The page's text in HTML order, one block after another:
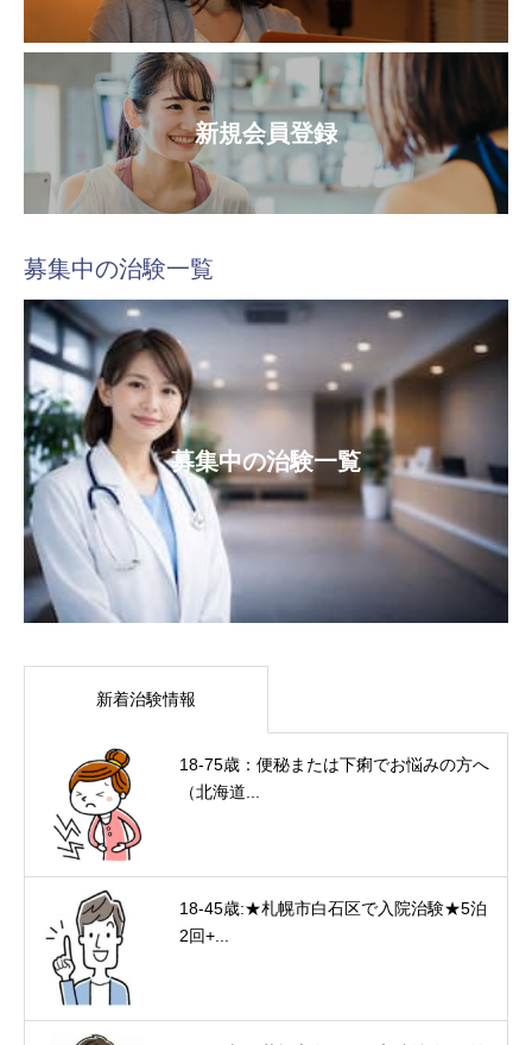
新規会員登録
募集中の治験一覧
募集中の治験一覧
新着治験情報
18-75歳：便秘または下痢でお悩みの方へ
（北海道...
18-45歳:★札幌市白石区で入院治験★5泊
2回+...